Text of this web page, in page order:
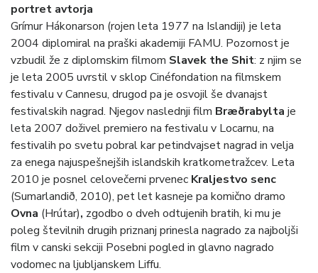
portret avtorja
Grímur Hákonarson (rojen leta 1977 na Islandiji) je leta
2004 diplomiral na praški akademiji FAMU. Pozornost je
vzbudil že z diplomskim filmom Slavek the Shit: z njim se
je leta 2005 uvrstil v sklop Cinéfondation na filmskem
festivalu v Cannesu, drugod pa je osvojil še dvanajst
festivalskih nagrad. Njegov naslednji film Bræðrabylta je
leta 2007 doživel premiero na festivalu v Locarnu, na
festivalih po svetu pobral kar petindvajset nagrad in velja
za enega najuspešnejših islandskih kratkometražcev. Leta
2010 je posnel celovečerni prvenec Kraljestvo senc
(Sumarlandið, 2010), pet let kasneje pa komično dramo
Ovna (Hrútar), zgodbo o dveh odtujenih bratih, ki mu je
poleg številnih drugih priznanj prinesla nagrado za najboljši
film v canski sekciji Posebni pogled in glavno nagrado
vodomec na ljubljanskem Liffu.